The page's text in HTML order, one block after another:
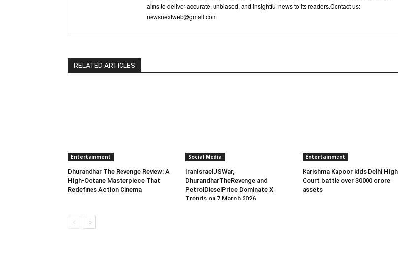
aims to deliver accurate, unbiased, and insightful news to its readers.Contact us:
newsnextweb@gmail.com
RELATED ARTICLES
Entertainment
Dhurandhar The Revenge Review: A
High-Octane Masterpiece That
Redefines Action Cinema
Social Media
IranIsraelUSWar,
DhurandharTheRevenge and
PetrolDieselPrice Dominate X
Trends on 7 March 2026
Entertainment
Karishma Kapoor kids Delhi High
Court battle over 30000 crore
assets